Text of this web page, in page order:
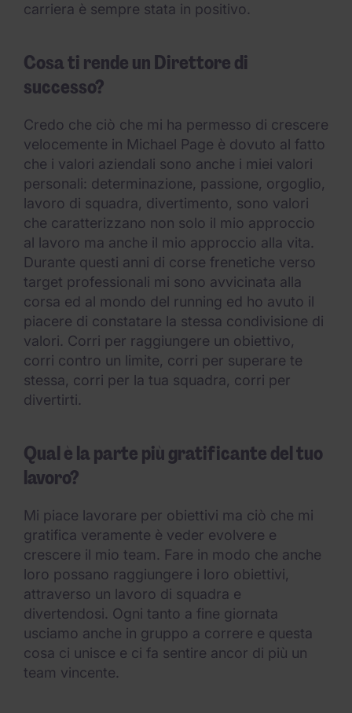
carriera è sempre stata in positivo.
Cosa ti rende un Direttore di
successo?
Credo che ciò che mi ha permesso di crescere
velocemente in Michael Page è dovuto al fatto
che i valori aziendali sono anche i miei valori
personali: determinazione, passione, orgoglio,
lavoro di squadra, divertimento, sono valori
che caratterizzano non solo il mio approccio
al lavoro ma anche il mio approccio alla vita.
Durante questi anni di corse frenetiche verso
target professionali mi sono avvicinata alla
corsa ed al mondo del running ed ho avuto il
piacere di constatare la stessa condivisione di
valori. Corri per raggiungere un obiettivo,
corri contro un limite, corri per superare te
stessa, corri per la tua squadra, corri per
divertirti.
Qual è la parte più gratificante del tuo
lavoro?
Mi piace lavorare per obiettivi ma ciò che mi
gratifica veramente è veder evolvere e
crescere il mio team. Fare in modo che anche
loro possano raggiungere i loro obiettivi,
attraverso un lavoro di squadra e
divertendosi. Ogni tanto a fine giornata
usciamo anche in gruppo a correre e questa
cosa ci unisce e ci fa sentire ancor di più un
team vincente.